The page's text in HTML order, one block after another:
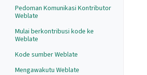
Pedoman Komunikasi Kontributor
Weblate
Mulai berkontribusi kode ke
Weblate
Kode sumber Weblate
Mengawakutu Weblate